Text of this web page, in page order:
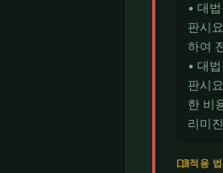
• 대
판시
하여
• 대
판시
한 비
리미
menu_book적용